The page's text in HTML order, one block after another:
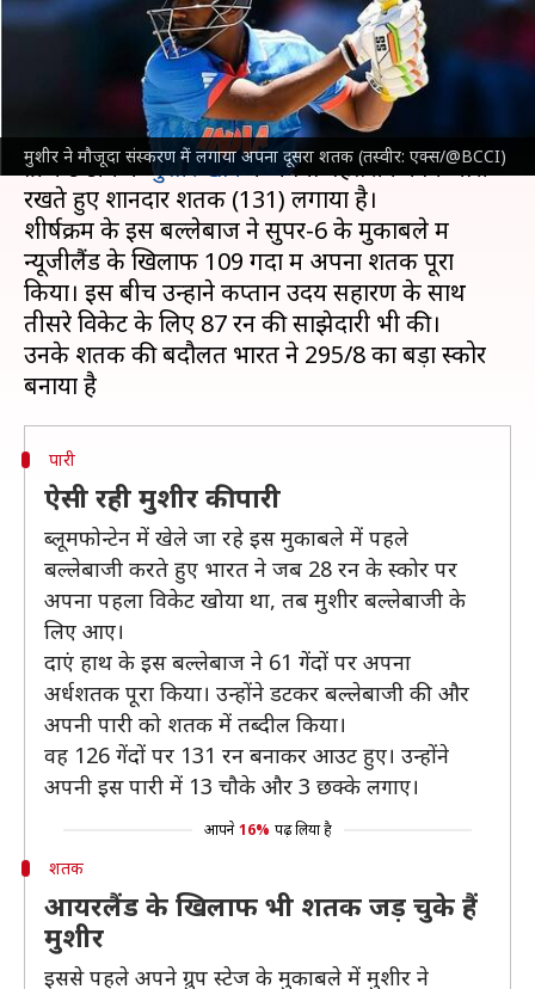
मुशीर ने मौजूदा संस्करण में लगाया अपना दूसरा शतक (तस्वीर: एक्स/@BCCI)
लेखन अंकित पसबोला Jan 30, 2024 04:39 pm
इस समय खेले जा रहेअंडर-19 विश्व कपमें भारतीय
क्रिकेट टीम केमुशीर खानने अपना बेहतरीन फॉर्म जारी
रखते हुए शानदार शतक (131) लगाया है।
शीर्षक्रम के इस बल्लेबाज ने सुपर-6 के मुकाबले में
न्यूजीलैंड के खिलाफ 109 गेंदों में अपना शतक पूरा
किया। इस बीच उन्होंने कप्तान उदय सहारण के साथ
तीसरे विकेट के लिए 87 रन की साझेदारी भी की।
उनके शतक की बदौलत भारत ने 295/8 का बड़ा स्कोर
पारी
ऐसी रही मुशीर की पारी
ब्लूमफोन्टेन में खेले जा रहे इस मुकाबले में पहले
बल्लेबाजी करते हुए भारत ने जब 28 रन के स्कोर पर
अपना पहला विकेट खोया था, तब मुशीर बल्लेबाजी के
लिए आए।
दाएं हाथ के इस बल्लेबाज ने 61 गेंदों पर अपना
अर्धशतक पूरा किया। उन्होंने डटकर बल्लेबाजी की और
अपनी पारी को शतक में तब्दील किया।
वह 126 गेंदों पर 131 रन बनाकर आउट हुए। उन्होंने
अपनी इस पारी में 13 चौके और 3 छक्के लगाए।
आपने 16% पढ़ लिया है
शतक
आयरलैंड के खिलाफ भी शतक जड़ चुके हैं
मुशीर
इससे पहले अपने ग्रुप स्टेज के मुकाबले में मुशीर ने